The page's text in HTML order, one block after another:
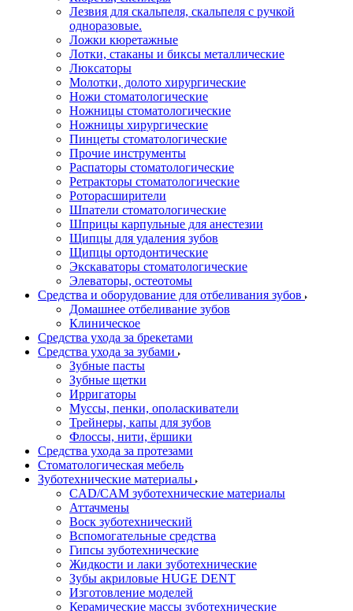
Лезвия для скальпеля, скальпеля с ручкой
одноразовые.
Ложки кюретажные
Лотки, стаканы и биксы металлические
Люксаторы
Молотки, долото хирургические
Ножи стоматологические
Ножницы стоматологические
Ножницы хирургические
Пинцеты стоматологические
Прочие инструменты
Распаторы стоматологические
Ретракторы стоматологические
Роторасширители
Шпатели стоматологические
Шприцы карпульные для анестезии
Щипцы для удаления зубов
Щипцы ортодонтические
Экскаваторы стоматологические
Элеваторы, остеотомы
Средства и оборудование для отбеливания зубов
Домашнее отбеливание зубов
Клиническое
Средства ухода за брекетами
Средства ухода за зубами
Зубные пасты
Зубные щетки
Ирригаторы
Муссы, пенки, ополаскиватели
Трейнеры, капы для зубов
Флоссы, нити, ёршики
Средства ухода за протезами
Стоматологическая мебель
Зуботехнические материалы
CAD/CAM зуботехнические материалы
Аттачмены
Воск зуботехнический
Вспомогательные средства
Гипсы зуботехнические
Жидкости и лаки зуботехнические
Зубы акриловые HUGE DENT
Изготовление моделей
Керамические массы зуботехнические